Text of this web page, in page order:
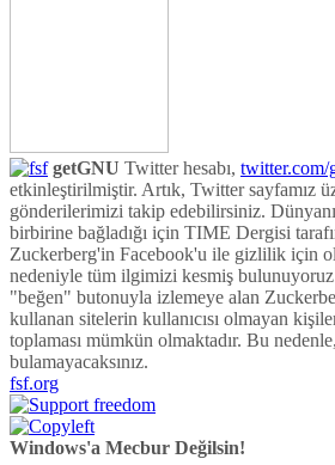
toplaması mümkün olmaktadır. Bu
bulamayacaksınız.
fsf.org
Windows'a Mecbur Değilsin!
Kategoriler
Belgeler(484)
E-Dergi
Donanım(413)
GNU/Linux
GNU/Linux İpuçları